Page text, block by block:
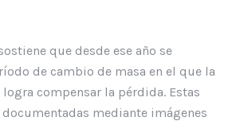
que desde ese año se
de cambio de masa en el que la
compensar la pérdida. Estas
mediante imágenes